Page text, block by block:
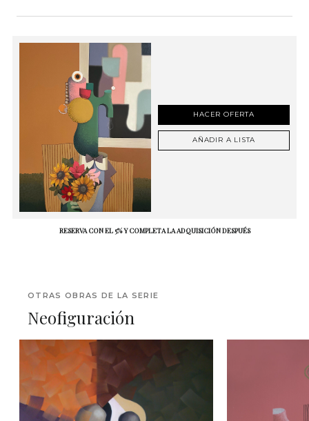
HACER OFERTA
AÑADIR A LISTA
RESERVA CON EL 5% Y COMPLETA LA ADQUISICIÓN DESPUÉS
OTRAS OBRAS DE LA SERIE
Neofiguración